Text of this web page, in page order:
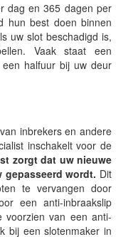
dag en 365 dagen per
hun best doen binnen
uw slot beschadigd is,
Vaak staat een
halfuur bij uw deur
inbrekers en andere
inschakelt voor de
zorgt dat uw nieuwe
wordt. Dit
te vervangen door
een anti-inbraakslip
van een anti-
bij een slotenmaker in